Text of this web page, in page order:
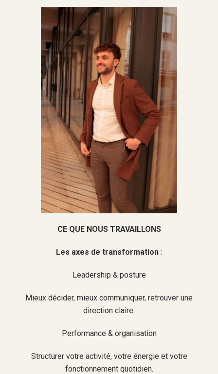
CE QUE NOUS TRAVAILLONS
Les axes de transformation :
Leadership & posture
Mieux décider, mieux communiquer, retrouver une
direction claire.
Performance & organisation
Structurer votre activité, votre énergie et votre
fonctionnement quotidien.